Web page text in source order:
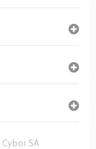
Cybor SA